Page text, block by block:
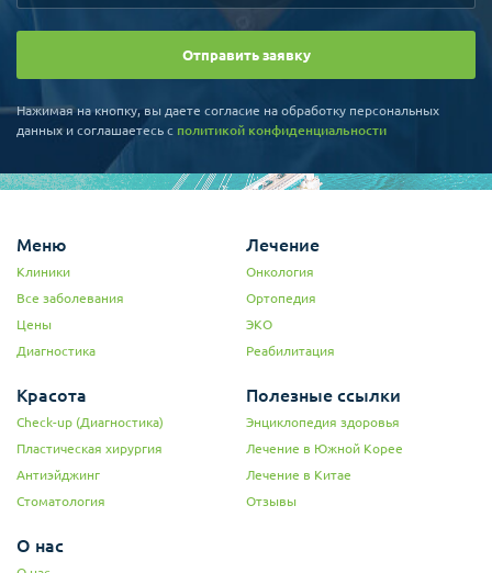
Отправить заявку
Нажимая на кнопку, вы даете согласие на обработку персональных
данных и соглашаетесь c политикой конфиденциальности
Меню
Клиники
Все заболевания
Цены
Диагностика
Лечение
Онкология
Ортопедия
ЭКО
Реабилитация
Красота
Check-up (Диагностика)
Пластическая хирургия
Антиэйджинг
Стоматология
Полезные ссылки
Энциклопедия здоровья
Лечение в Южной Корее
Лечение в Китае
Отзывы
О нас